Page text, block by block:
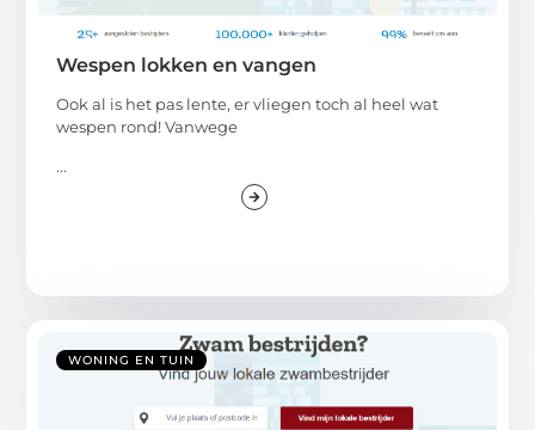
Wespen lokken en vangen
Ook al is het pas lente, er vliegen toch al heel wat
wespen rond! Vanwege
...
WONING EN TUIN